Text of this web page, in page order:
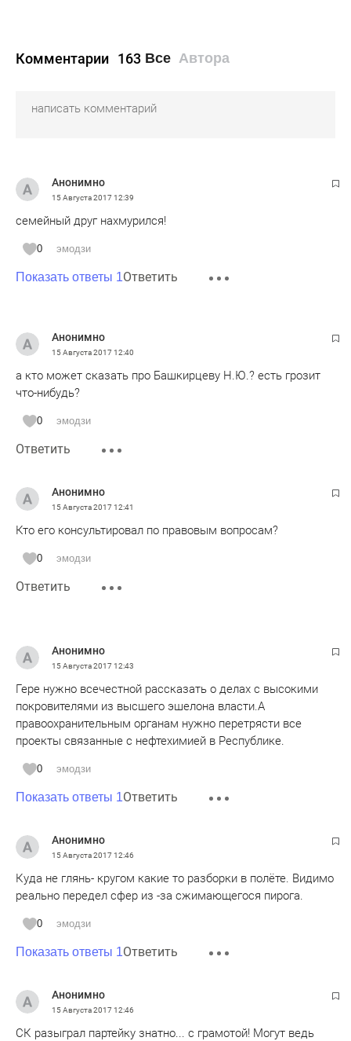
Комментарии 163 Все Автора
Анонимно
15 Августа 201712:39
семейный друг нахмурился!
0 эмодзи
Показать ответы 1Ответить
Анонимно
15 Августа 201712:40
а кто может сказать про Башкирцеву Н.Ю.? есть грозит
что-нибудь?
0 эмодзи
Ответить
Анонимно
15 Августа 201712:41
Кто его консультировал по правовым вопросам?
0 эмодзи
Ответить
Анонимно
15 Августа 201712:43
Гере нужно всечестной рассказать о делах с высокими
покровителями из высшего эшелона власти.А
правоохранительным органам нужно перетрясти все
проекты связанные с нефтехимией в Республике.
0 эмодзи
Показать ответы 1Ответить
Анонимно
15 Августа 201712:46
Куда не глянь- кругом какие то разборки в полёте. Видимо
реально передел сфер из -за сжимающегося пирога.
0 эмодзи
Показать ответы 1Ответить
Анонимно
15 Августа 201712:46
СК разыграл партейку знатно... с грамотой! Могут ведь